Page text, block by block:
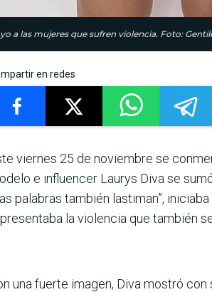
a las mujeres que sufren violencia. Foto:
en redes
viernes 25 de noviembre se
e influencer Laurys Diva se
palabras también lastiman”,
la violencia que también
una fuerte imagen, Diva mostró